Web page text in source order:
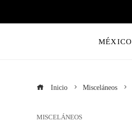
MÉXICO
Inicio Misceláneos
MISCELÁNEOS